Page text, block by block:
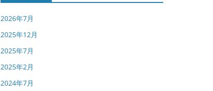
2026年7月
2025年12月
2025年7月
2025年2月
2024年7月